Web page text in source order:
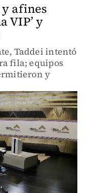
afines
VIP’ y
Taddei intentó
fila; equipos
y